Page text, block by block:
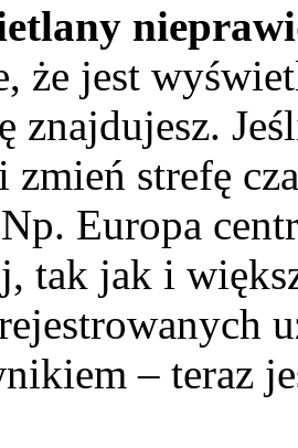
że jest
znajdujesz.
zmień strefę
Europa
tak jak i
– teraz